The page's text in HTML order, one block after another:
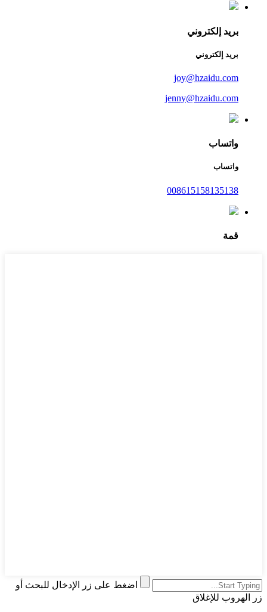
بريد إلكتروني
بريد إلكتروني
joy@hzaidu.com
jenny@hzaidu.com
واتساب
واتساب
008615158135138
قمة
اضغط على زر الإدخال للبحث أو
زر الهروب للإغلاق